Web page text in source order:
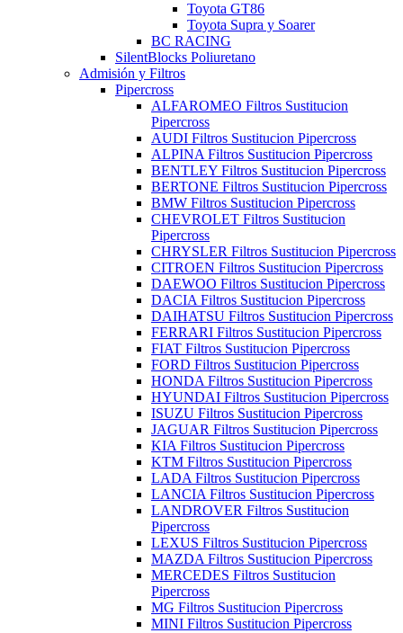
Toyota GT86
Toyota Supra y Soarer
BC RACING
SilentBlocks Poliuretano
Admisión y Filtros
Pipercross
ALFAROMEO Filtros Sustitucion
Pipercross
AUDI Filtros Sustitucion Pipercross
ALPINA Filtros Sustitucion Pipercross
BENTLEY Filtros Sustitucion Pipercross
BERTONE Filtros Sustitucion Pipercross
BMW Filtros Sustitucion Pipercross
CHEVROLET Filtros Sustitucion
Pipercross
CHRYSLER Filtros Sustitucion Pipercross
CITROEN Filtros Sustitucion Pipercross
DAEWOO Filtros Sustitucion Pipercross
DACIA Filtros Sustitucion Pipercross
DAIHATSU Filtros Sustitucion Pipercross
FERRARI Filtros Sustitucion Pipercross
FIAT Filtros Sustitucion Pipercross
FORD Filtros Sustitucion Pipercross
HONDA Filtros Sustitucion Pipercross
HYUNDAI Filtros Sustitucion Pipercross
ISUZU Filtros Sustitucion Pipercross
JAGUAR Filtros Sustitucion Pipercross
KIA Filtros Sustitucion Pipercross
KTM Filtros Sustitucion Pipercross
LADA Filtros Sustitucion Pipercross
LANCIA Filtros Sustitucion Pipercross
LANDROVER Filtros Sustitucion
Pipercross
LEXUS Filtros Sustitucion Pipercross
MAZDA Filtros Sustitucion Pipercross
MERCEDES Filtros Sustitucion
Pipercross
MG Filtros Sustitucion Pipercross
MINI Filtros Sustitucion Pipercross